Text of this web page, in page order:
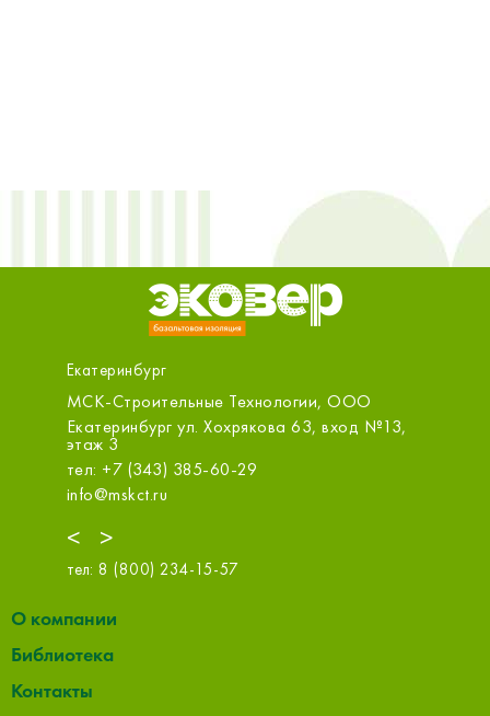
Екатеринбург
<
Технологии, ООО
ул. Хохрякова 63, вход №13,
385-60-29
ОБИ (Металлургов)
Екатеринбург ул.
(ТЦ МЕГА)
>
тел: 8 (800) 234-15-57
О компании
Библиотека
Контакты